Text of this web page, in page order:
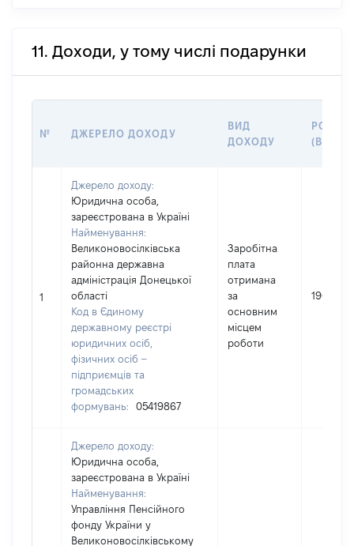
11. Доходи, у тому числі подарунки
№ ДЖЕРЕЛО ДОХОДУ
ВИД
ДОХОДУ
1
Джерело доходу:
Юридична особа,
зареєстрована в Україні
Найменування:
Великоновосілківська
районна державна
адміністрація Донецької
області
Код в Єдиному
державному реєстрі
юридичних осіб,
фізичних осіб –
підприємців та
громадських
формувань:
05419867
Заробітна
плата
отримана
за
основним
місцем
роботи
190600
Джерело доходу:
Юридична особа,
зареєстрована в Україні
Найменування:
Управління Пенсійного
фонду України у
Великоновосілківському